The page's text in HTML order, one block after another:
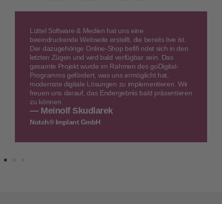
Lüttel Software & Medien hat uns eine
beeindruckende Webseite erstellt, die bereits live ist.
Der dazugehörige Online-Shop befifi ndet sich in den
letzten Zügen und wird bald verfügbar sein. Das
gesamte Projekt wurde im Rahmen des goDigital-
Programms gefördert, was uns ermöglicht hat,
modernste digitale Lösungen zu implementieren. Wir
freuen uns darauf, das Endergebnis bald präsentieren
zu können.
— Meinolf Skudlarek
Notch® Implant GmbH